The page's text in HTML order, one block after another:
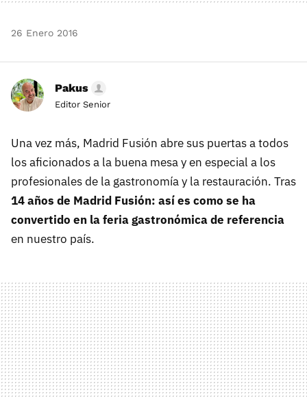
26 Enero 2016
Pakus
Editor Senior
Una vez más, Madrid Fusión abre sus puertas a todos
los aficionados a la buena mesa y en especial a los
profesionales de la gastronomía y la restauración. Tras
14 años de Madrid Fusión: así es como se ha
convertido en la feria gastronómica de referencia
en nuestro país.